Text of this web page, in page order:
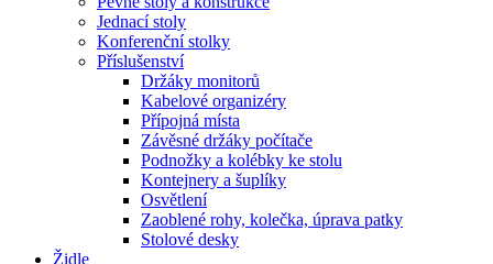
Jednací stoly
Konferenční stolky
Příslušenství
Držáky monitorů
Kabelové organizéry
Přípojná místa
Závěsné držáky počítače
Podnožky a kolébky ke stolu
Kontejnery a šuplíky
Osvětlení
Zaoblené rohy, kolečka, úprava patky
Stolové desky
Židle